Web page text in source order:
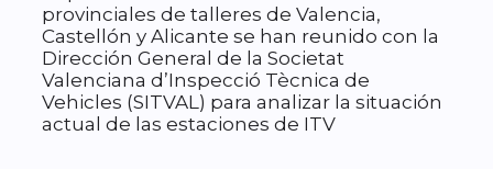
provinciales de talleres de Valencia,
Castellón y Alicante se han reunido con la
Dirección General de la Societat
Valenciana d’Inspecció Tècnica de
Vehicles (SITVAL) para analizar la situación
actual de las estaciones de ITV